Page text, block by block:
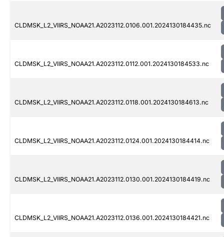
CLDMSK_L2_VIIRS_NOAA21.A2023112.0106.001.2024130184435.nc
CLDMSK_L2_VIIRS_NOAA21.A2023112.0112.001.2024130184533.nc
CLDMSK_L2_VIIRS_NOAA21.A2023112.0118.001.2024130184613.nc
CLDMSK_L2_VIIRS_NOAA21.A2023112.0124.001.2024130184414.nc
CLDMSK_L2_VIIRS_NOAA21.A2023112.0130.001.2024130184419.nc
CLDMSK_L2_VIIRS_NOAA21.A2023112.0136.001.2024130184421.nc